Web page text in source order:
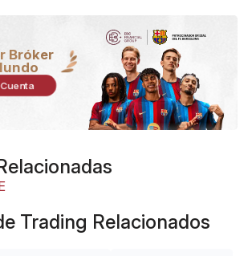
Bróker
Trading Relacionados